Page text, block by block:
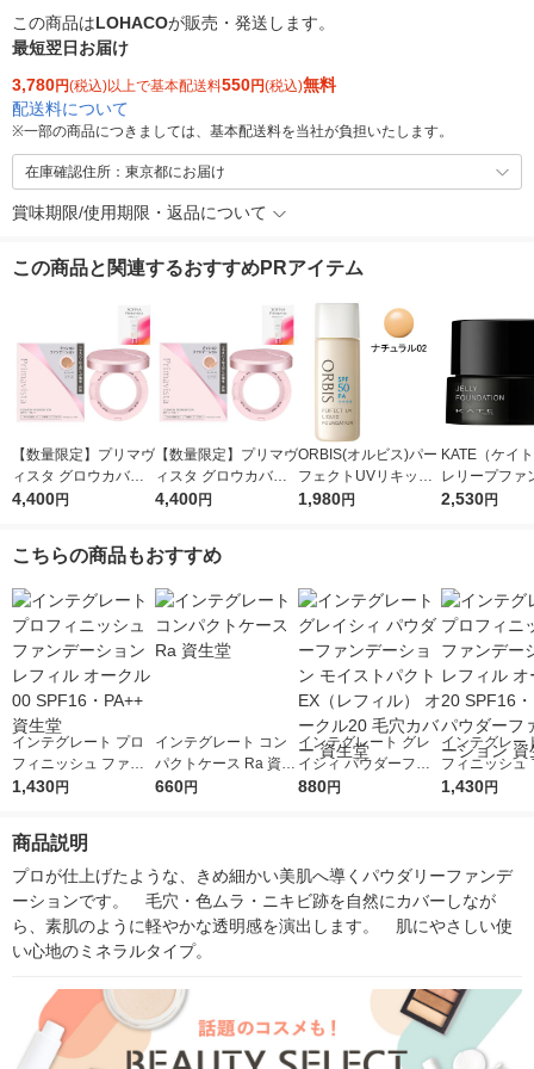
この商品はLOHACOが販売・発送します。
最短翌日お届け
3,780円(税込)以上で基本配送料550円(税込)無料
配送料について
※一部の商品につきましては、基本配送料を当社が負担いたします。
在庫確認住所：東京都にお届け
賞味期限/使用期限・返品について
この商品と関連するおすすめPRアイテム
【数量限定】プリマヴ
ィスタ グロウカバー
クッション オークル
4,400円
【数量限定】プリマヴ
ィスタ グロウカバー
クッション オークル
4,400円
ORBIS(オルビス)パー
フェクトUVリキッド
ファンデーション(パ
1,980円
KATE（ケイ
レリープファ
ョン 01 やや
2,530円
こちらの商品もおすすめ
インテグレート プロ
フィニッシュ ファン
デーション レフィル
1,430円
インテグレート コン
パクトケース Ra 資生
堂
660円
インテグレート グレ
イシィ パウダーファ
ンデーション モイス
880円
インテグレー
フィニッシュ
デーション
1,430円
商品説明
プロが仕上げたような、きめ細かい美肌へ導くパウダリーファンデ
ーションです。　毛穴・色ムラ・ニキビ跡を自然にカバーしなが
ら、素肌のように軽やかな透明感を演出します。　肌にやさしい使
い心地のミネラルタイプ。